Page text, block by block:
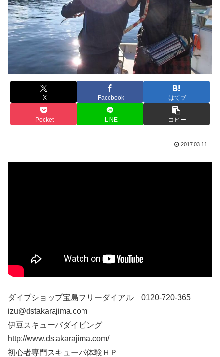
X Facebook はてブ
Pocket LINE コピー
2017.03.11
ダイブショップ宝島フリーダイアル 0120‐720‐365
izu@dstakarajima.com
伊豆スキューバダイビング
http://www.dstakarajima.com/
初心者専門スキューバ体験ＨＰ